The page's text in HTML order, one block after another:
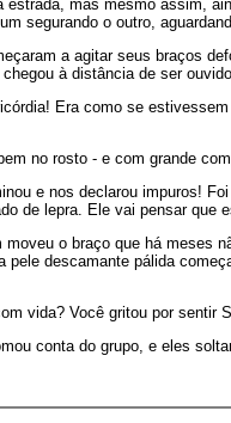
mas mesmo assim,
segurando o outro,
a agitar seus braços
à distância de ser
Era como se
no rosto - e com grande
e nos declarou impuros!
de lepra. Ele vai pensar que
o braço que há meses
descamante pálida
vida? Você gritou por sentir
conta do grupo, e eles